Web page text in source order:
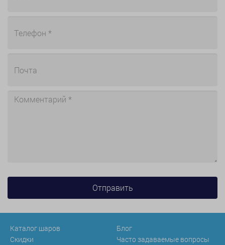
Каталог шаров
Скидки
Блог
Часто задаваемые вопросы